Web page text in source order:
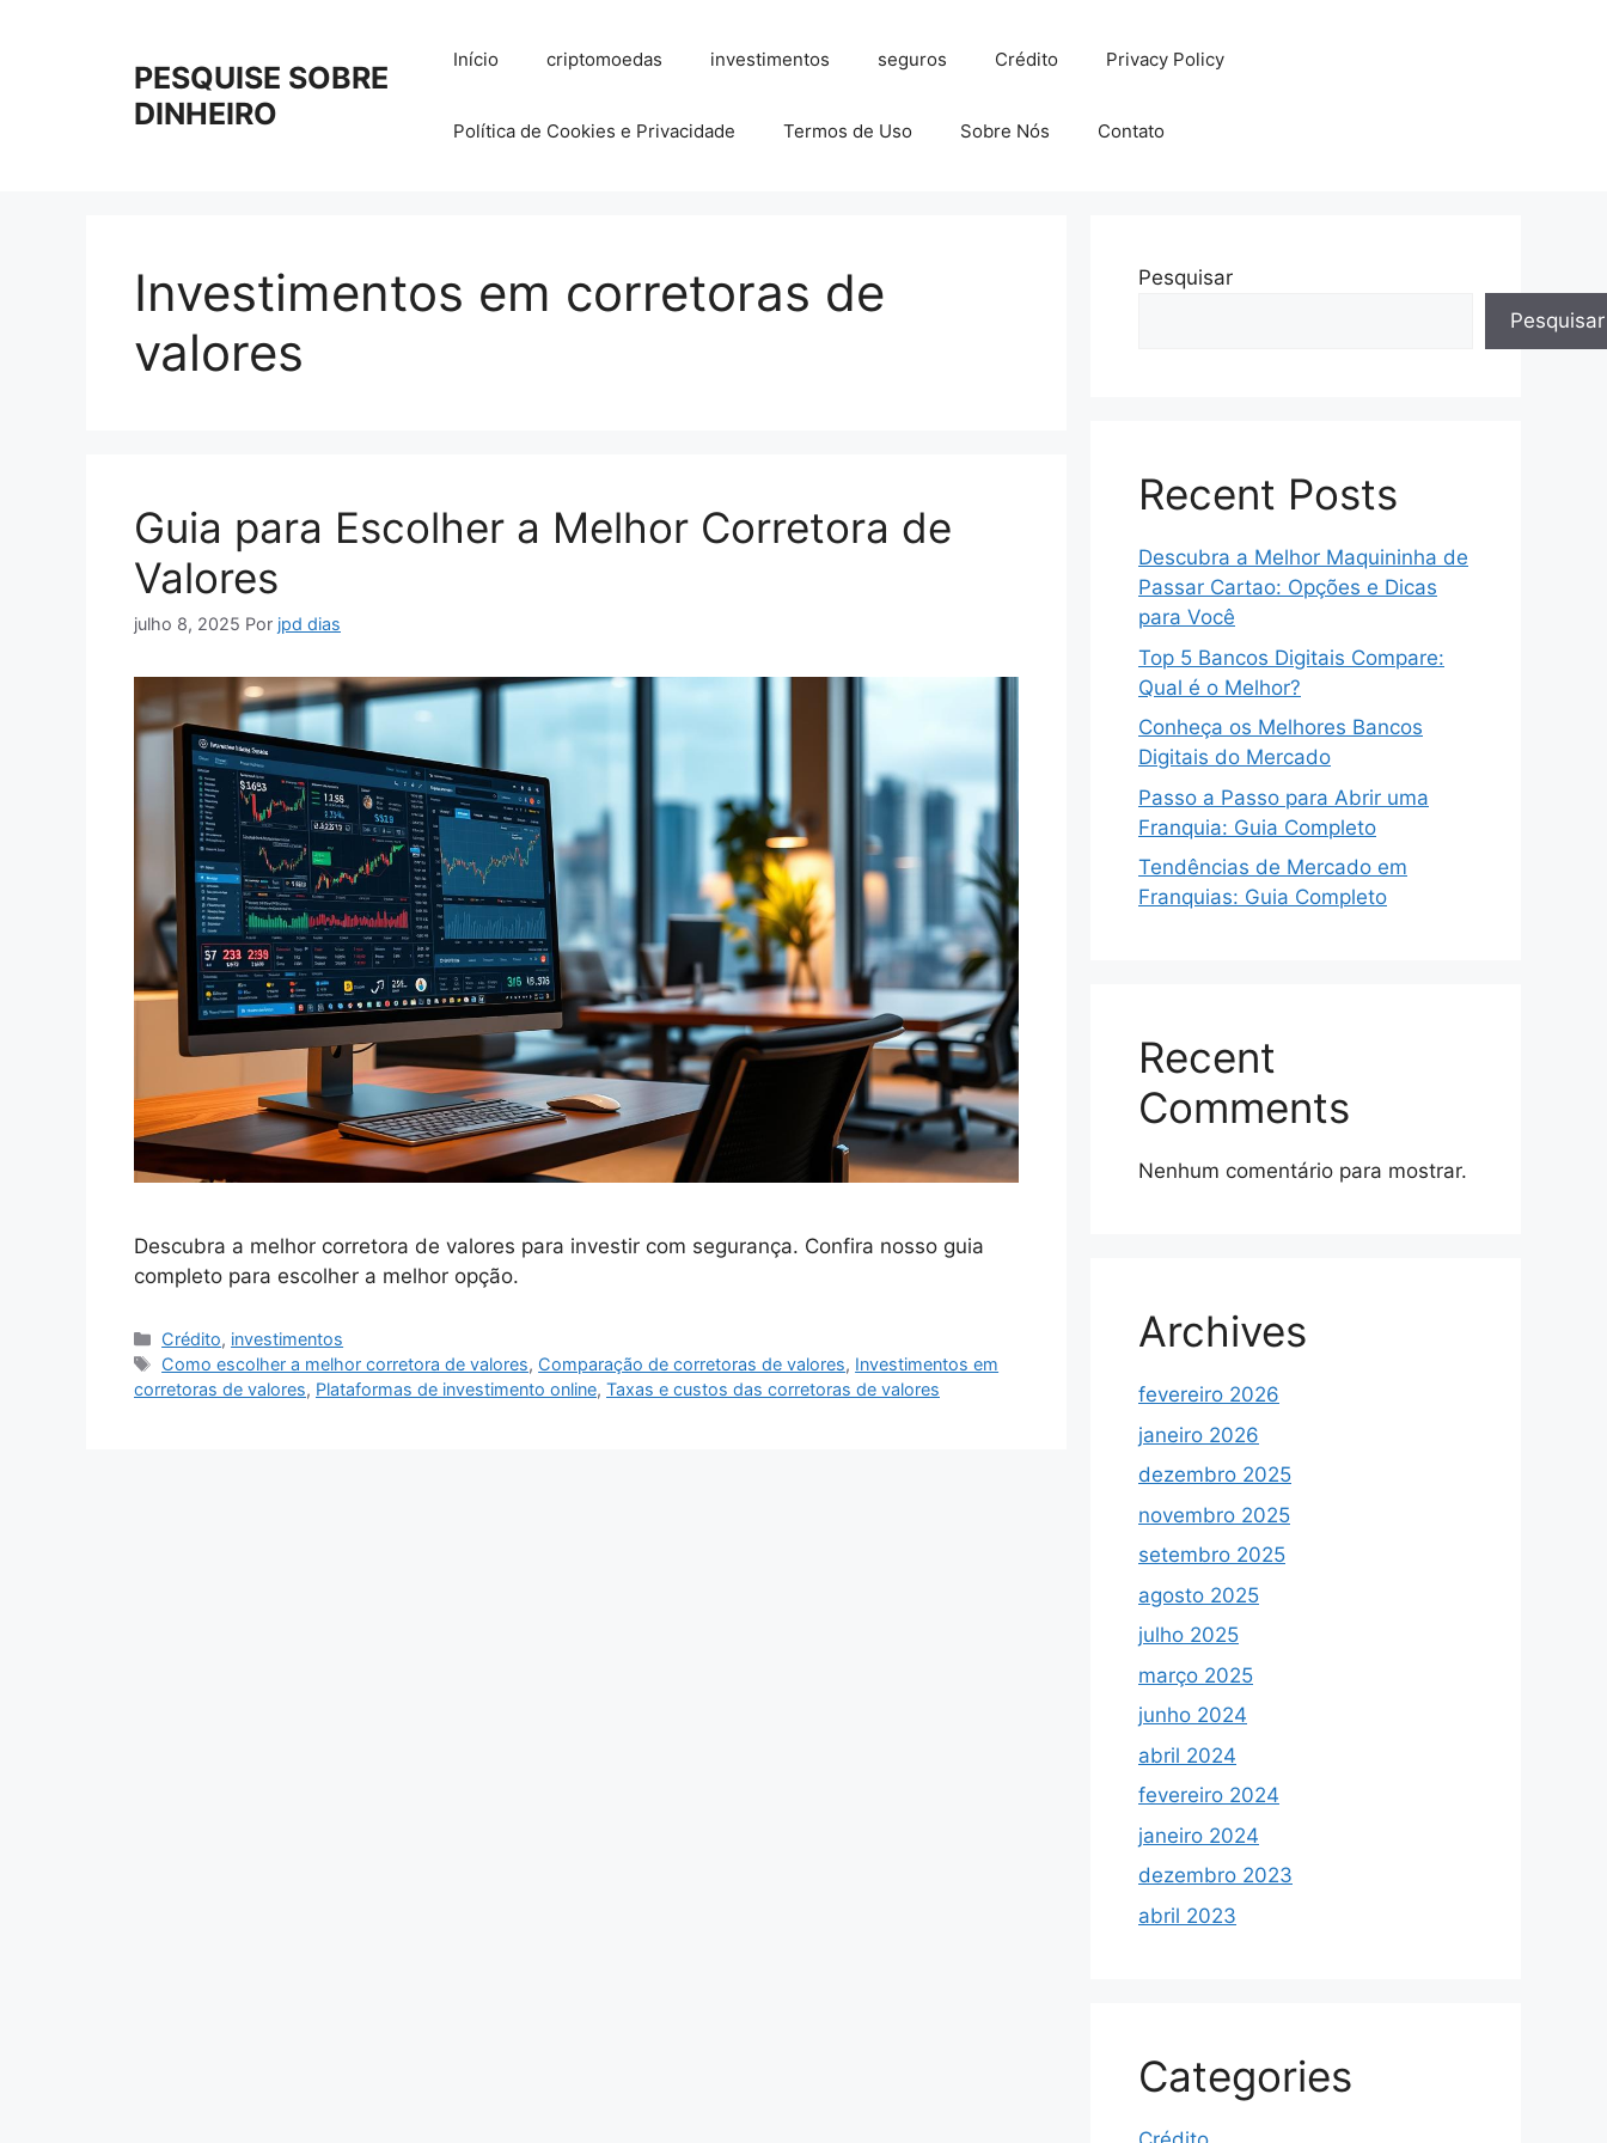
PESQUISE SOBRE
DINHEIRO
Início criptomoedas investimentos seguros Crédito Privacy Policy
Política de Cookies e Privacidade Termos de Uso Sobre Nós Contato
Investimentos em corretoras de
valores
Guia para Escolher a Melhor Corretora de
Valores
julho 8, 2025 Por jpd dias
Descubra a melhor corretora de valores para investir com segurança. Confira nosso guia
completo para escolher a melhor opção.
Categorias
Crédito, investimentos
Tags
Como escolher a melhor corretora de valores, Comparação de corretoras de valores, Investimentos em
corretoras de valores, Plataformas de investimento online, Taxas e custos das corretoras de valores
Pesquisar
Pesquisar
Recent Posts
Descubra a Melhor Maquininha de
Passar Cartao: Opções e Dicas
para Você
Top 5 Bancos Digitais Compare:
Qual é o Melhor?
Conheça os Melhores Bancos
Digitais do Mercado
Passo a Passo para Abrir uma
Franquia: Guia Completo
Tendências de Mercado em
Franquias: Guia Completo
Recent
Comments
Nenhum comentário para mostrar.
Archives
fevereiro 2026
janeiro 2026
dezembro 2025
novembro 2025
setembro 2025
agosto 2025
julho 2025
março 2025
junho 2024
abril 2024
fevereiro 2024
janeiro 2024
dezembro 2023
abril 2023
Categories